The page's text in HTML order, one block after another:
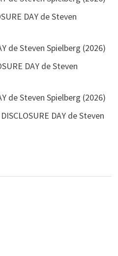
DAY de Steven
de Steven Spielberg (2026)
DAY de Steven
de Steven Spielberg (2026)
DISCLOSURE DAY de Steven